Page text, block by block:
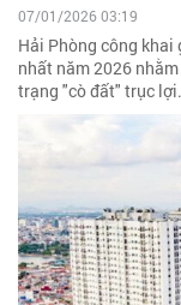
07/01/2026 03:19
Hải Phòng công
nhất năm 2026
trạng "cò đất" trục lợi.